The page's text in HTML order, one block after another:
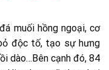
muối hồng ngoại, cơ
độc tố, tạo sự hưng
dào… Bên cạnh đó, 84